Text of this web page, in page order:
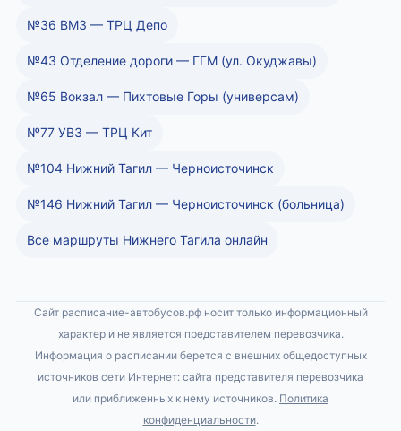
№36 ВМЗ — ТРЦ Депо
№43 Отделение дороги — ГГМ (ул. Окуджавы)
№65 Вокзал — Пихтовые Горы (универсам)
№77 УВЗ — ТРЦ Кит
№104 Нижний Тагил — Черноисточинск
№146 Нижний Тагил — Черноисточинск (больница)
Все маршруты Нижнего Тагила онлайн
Сайт расписание-автобусов.рф носит только информационный
характер и не является представителем перевозчика.
Информация о расписании берется с внешних общедоступных
источников сети Интернет: сайта представителя перевозчика
или приближенных к нему источников. Политика
конфиденциальности.